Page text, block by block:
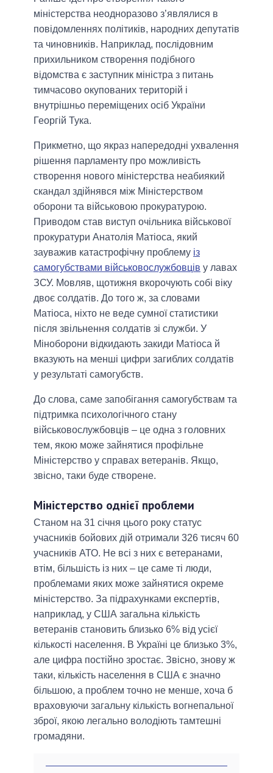
міністерства неодноразово з’являлися в
повідомленнях політиків, народних депутатів
та чиновників. Наприклад, послідовним
прихильником створення подібного
відомства є заступник міністра з питань
тимчасово окупованих територій і
внутрішньо переміщених осіб України
Георгій Тука.
Прикметно, що якраз напередодні ухвалення
рішення парламенту про можливість
створення нового міністерства неабиякий
скандал здійнявся між Міністерством
оборони та військовою прокуратурою.
Приводом став виступ очільника військової
прокуратури Анатолія Матіоса, який
зауважив катастрофічну проблему із
самогубствами військовослужбовців у лавах
ЗСУ. Мовляв, щотижня вкорочують собі віку
двоє солдатів. До того ж, за словами
Матіоса, ніхто не веде сумної статистики
після звільнення солдатів зі служби. У
Міноборони відкидають закиди Матіоса й
вказують на менші цифри загиблих солдатів
у результаті самогубств.
До слова, саме запобігання самогубствам та
підтримка психологічного стану
військовослужбовців – це одна з головних
тем, якою може зайнятися профільне
Міністерство у справах ветеранів. Якщо,
звісно, таки буде створене.
Міністерство однієї проблеми
Станом на 31 січня цього року статус
учасників бойових дій отримали 326 тисяч 60
учасників АТО. Не всі з них є ветеранами,
втім, більшість із них – це саме ті люди,
проблемами яких може зайнятися окреме
міністерство. За підрахунками експертів,
наприклад, у США загальна кількість
ветеранів становить близько 6% від усієї
кількості населення. В Україні це близько 3%,
але цифра постійно зростає. Звісно, знову ж
таки, кількість населення в США є значно
більшою, а проблем точно не менше, хоча б
враховуючи загальну кількість вогнепальної
зброї, якою легально володіють тамтешні
громадяни.